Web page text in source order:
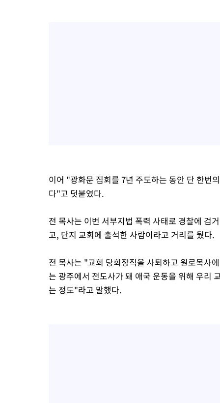
이어 "광화문 집회를 7년 주도하는 동안 단 한번
다"고 덧붙였다.
전 목사는 이번 서부지법 폭력 사태로 경찰에 검
고, 단지 교회에 출석한 사람이라고 거리를 뒀다.
전 목사는 "교회 당회장직을 사퇴하고 원로목사
는 광주에서 전도사가 돼 애국 운동을 위해 우리
는 정도"라고 말했다.